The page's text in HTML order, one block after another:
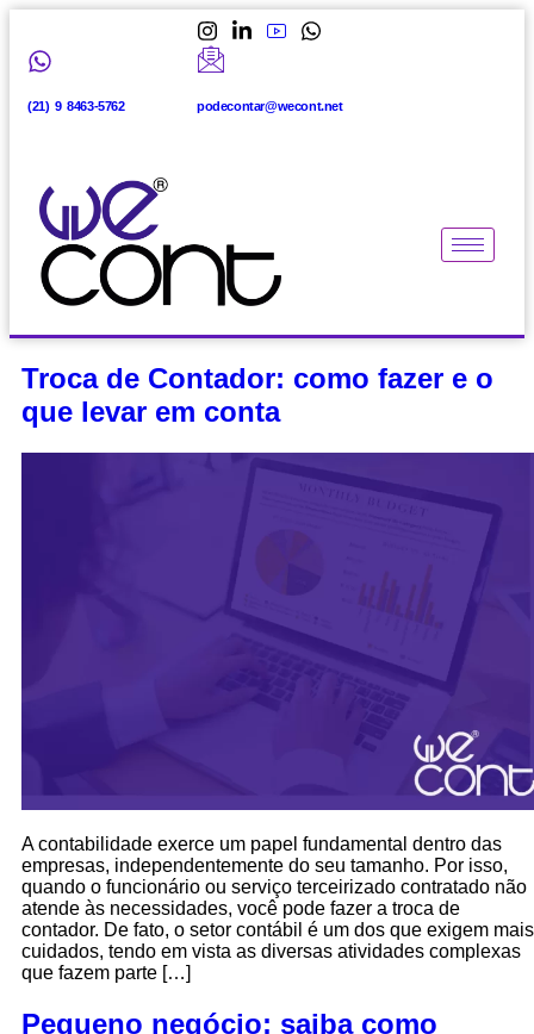
(21) 9 8463-5762 podecontar@wecont.net
Troca de Contador: como fazer e o
que levar em conta
A contabilidade exerce um papel fundamental dentro das
empresas, independentemente do seu tamanho. Por isso,
quando o funcionário ou serviço terceirizado contratado não
atende às necessidades, você pode fazer a troca de
contador. De fato, o setor contábil é um dos que exigem mais
cuidados, tendo em vista as diversas atividades complexas
que fazem parte […]
Pequeno negócio: saiba como